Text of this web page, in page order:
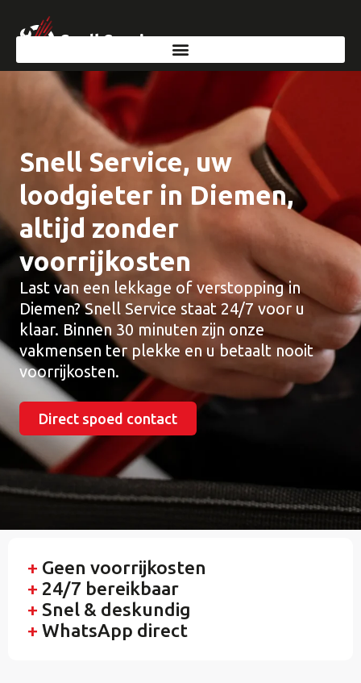
Snell Service, uw
loodgieter in Diemen,
altijd zonder
voorrijkosten
Last van een lekkage of verstopping in
Diemen? Snell Service staat 24/7 voor u
klaar. Binnen 30 minuten zijn onze
vakmensen ter plekke en u betaalt nooit
voorrijkosten.
Direct spoed contact
+ Geen voorrijkosten
+ 24/7 bereikbaar
+ Snel & deskundig
+ WhatsApp direct